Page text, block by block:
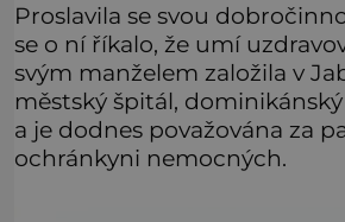
Proslavila se svou
se o ní říkalo, že umí
svým manželem založila v
městský špitál,
a je dodnes považována za
ochránkyni nemocných.